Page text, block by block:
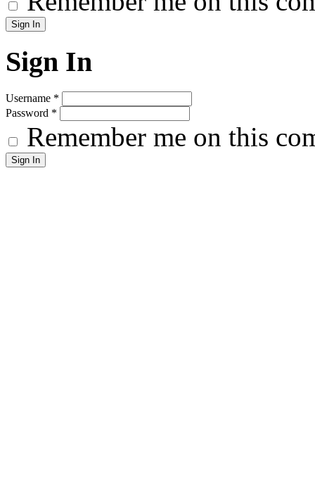
Sign In
Username *
Password *
Remember me on this